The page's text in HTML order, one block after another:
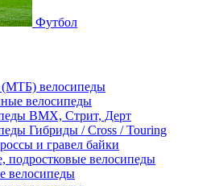
Футбол
велосипеды
велосипеды
BMX, Стрит, Дерт
Гибриды / Cross / Touring
и гравел байки
подростковые велосипеды
велосипеды